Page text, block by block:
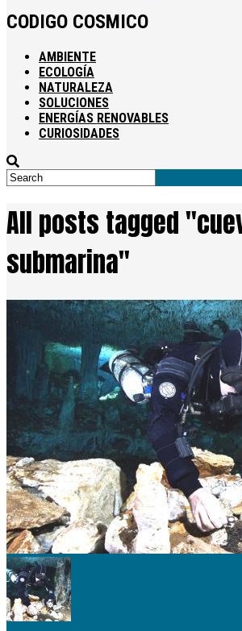
CODIGO COSMICO
AMBIENTE
ECOLOGÍA
NATURALEZA
SOLUCIONES
ENERGÍAS RENOVABLES
CURIOSIDADES
All posts tagged
submarina"